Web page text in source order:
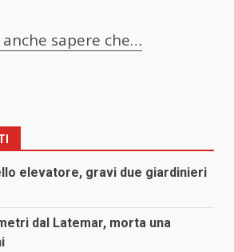
sapere che…
elevatore, gravi due giardinieri
dal Latemar, morta una